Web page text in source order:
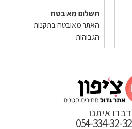
תשלום מאובטח
האתר מאובטח בתקנות
הגבוהות
דברו איתנו
054-334-32-32